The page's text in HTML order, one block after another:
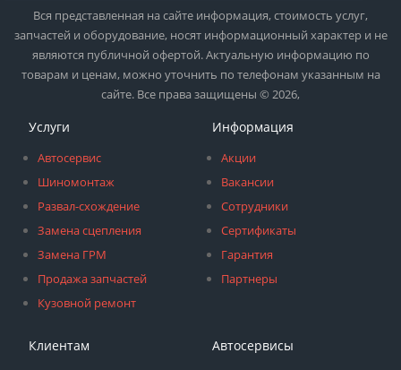
Вся представленная на сайте информация, стоимость услуг,
запчастей и оборудование, носят информационный характер и не
являются публичной офертой. Актуальную информацию по
товарам и ценам, можно уточнить по телефонам указанным на
сайте. Все права защищены © 2026,
Услуги
Автосервис
Шиномонтаж
Развал-схождение
Замена сцепления
Замена ГРМ
Продажа запчастей
Кузовной ремонт
Информация
Акции
Вакансии
Сотрудники
Сертификаты
Гарантия
Партнеры
Клиентам Автосервисы